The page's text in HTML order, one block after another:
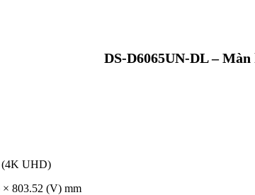
DS-D6065UN-DL –
(4K UHD)
803.52 (V) mm